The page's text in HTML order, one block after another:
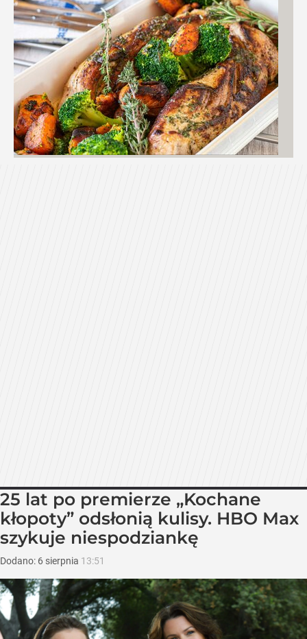
25 lat po premierze „Kochane
kłopoty” odsłonią kulisy. HBO Max
szykuje niespodziankę
Dodano: 6 sierpnia 13:51